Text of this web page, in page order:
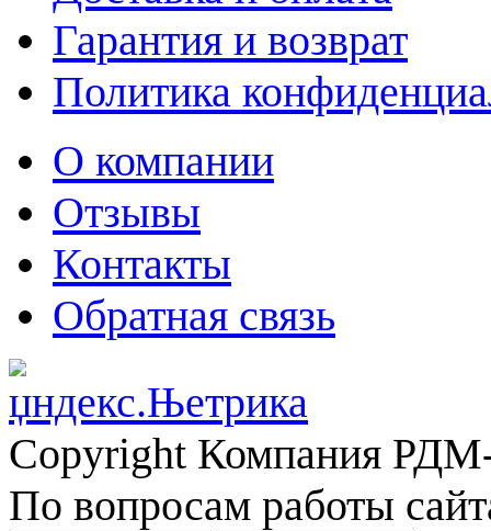
Гарантия и возврат
Политика
О компании
Отзывы
Контакты
Обратная связь
Copyright Компания
По вопросам работы